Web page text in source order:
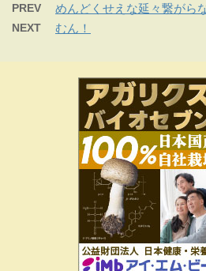
PREV めんどくせえな延々繋がら
NEXT むん！